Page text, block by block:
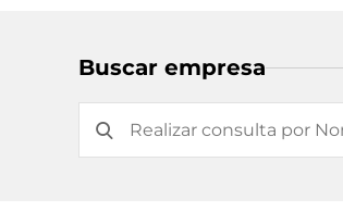
Buscar empresa